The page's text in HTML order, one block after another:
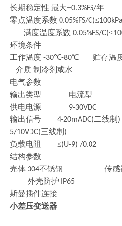
长期稳定性 最大±0.3%FS/年
零点温度系数 0.05%FS/C(≤
满度温度系数 0.05%FS/C(≤
环境条件
工作温度 -30℃-80℃ 贮存温
介质 制冷剂或水
电气参数
输出类型
电流型
供电电源
9-
输出信号 4-20mADC(二线制
5/10VDC(三线制 )
负载电阻 ≤(U-9) /
结构参数
壳体 304不锈钢 传感
外壳防护
斯曼插件连接
小差压变送器